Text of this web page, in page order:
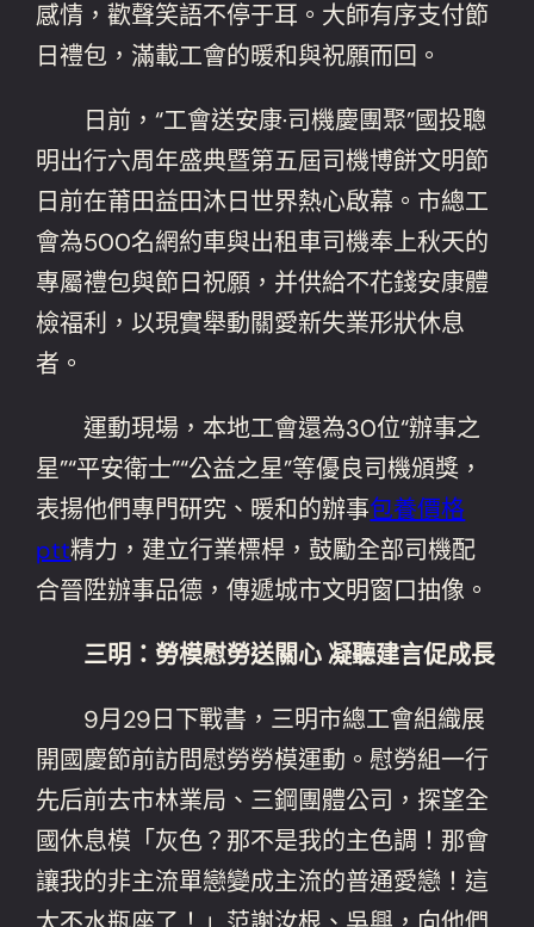
感情，歡聲笑語不停于耳。大師有序支付節
日禮包，滿載工會的暖和與祝願而回。
日前，“工會送安康·司機慶團聚”國投聰
明出行六周年盛典暨第五屆司機博餅文明節
日前在莆田益田沐日世界熱心啟幕。市總工
會為500名網約車與出租車司機奉上秋天的
專屬禮包與節日祝願，并供給不花錢安康體
檢福利，以現實舉動關愛新失業形狀休息
者。
運動現場，本地工會還為30位“辦事之
星”“平安衛士”“公益之星”等優良司機頒獎，
表揚他們專門研究、暖和的辦事包養價格
ptt精力，建立行業標桿，鼓勵全部司機配
合晉陞辦事品德，傳遞城市文明窗口抽像。
三明：勞模慰勞送關心 凝聽建言促成長
9月29日下戰書，三明市總工會組織展
開國慶節前訪問慰勞勞模運動。慰勞組一行
先后前去市林業局、三鋼團體公司，探望全
國休息模「灰色？那不是我的主色調！那會
讓我的非主流單戀變成主流的普通愛戀！這